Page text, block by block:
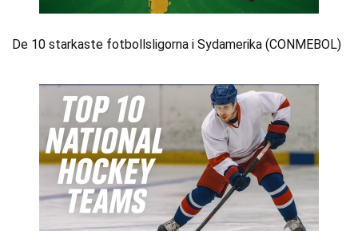
De 10 starkaste fotbollsligorna i Sydamerika (CONMEBOL)